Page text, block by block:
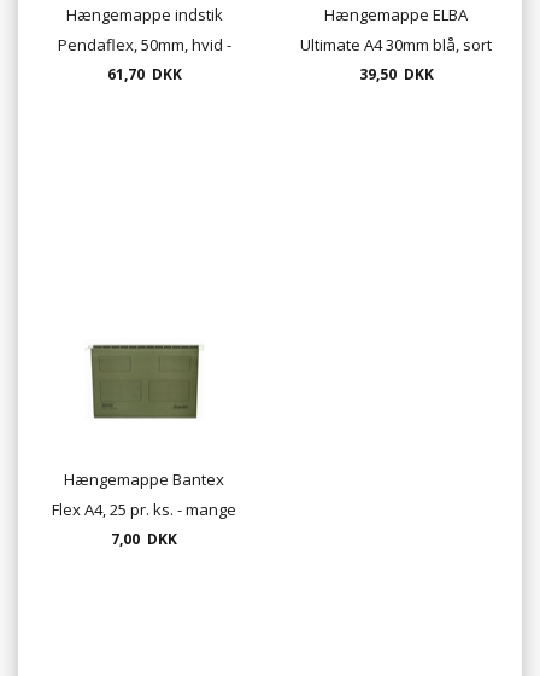
Hængemappe indstik
Pendaflex, 50mm, hvid -
100 stk.
61,70 DKK
Hængemappe ELBA
Ultimate A4 30mm blå, sort
el. rød
39,50 DKK
Hængemappe Bantex
Flex A4, 25 pr. ks. - mange
farver
7,00 DKK